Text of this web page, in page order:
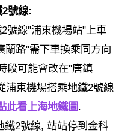
號線:
號線"浦東機場站"上車
蘭路"需下車換乘同方向
段可能會改在"唐鎮
浦東機場搭乘地鐵2號線
此看上海地鐵圖.
鐵2號線, 站站停到金科